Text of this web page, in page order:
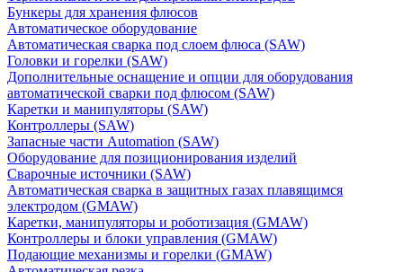
Бункеры для хранения флюсов
Автоматическое оборудование
Автоматическая сварка под слоем флюса (SAW)
Головки и горелки (SAW)
Дополнительные оснащение и опции для оборудования
автоматической сварки под флюсом (SAW)
Каретки и манипуляторы (SAW)
Контроллеры (SAW)
Запасные части Automation (SAW)
Оборудование для позиционирования изделий
Сварочные источники (SAW)
Автоматическая сварка в защитных газах плавящимся
электродом (GMAW)
Каретки, манипуляторы и роботизация (GMAW)
Контроллеры и блоки управления (GMAW)
Подающие механизмы и горелки (GMAW)